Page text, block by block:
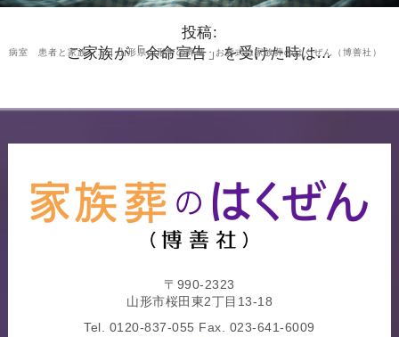
病室 患者と家族 … | 山形県山形市の葬儀・お葬式は家族葬のはくぜん（博善社）
投稿:
ご家族が「余命宣告」を受けた時は…
〒990-2323
山形市桜田東2丁目13-18
Tel. 0120-837-055 Fax. 023-641-6009